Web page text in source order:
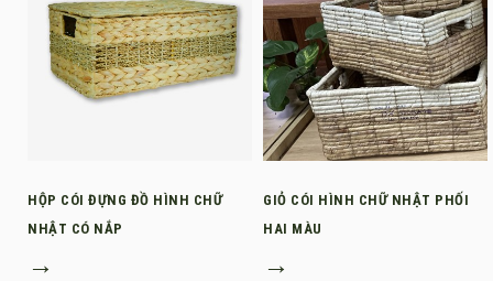
HỘP CÓI ĐỰNG ĐỒ HÌNH CHỮ
NHẬT CÓ NẮP
→
GIỎ CÓI HÌNH CHỮ NHẬT PHỐI
HAI MÀU
→